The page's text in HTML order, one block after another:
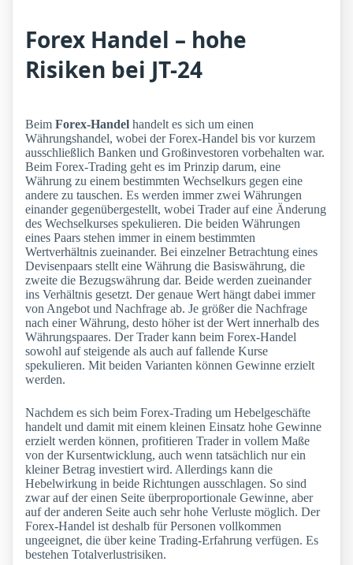
Forex Handel – hohe
Risiken bei JT-24
Beim Forex-Handel handelt es sich um einen
Währungshandel, wobei der Forex-Handel bis vor kurzem
ausschließlich Banken und Großinvestoren vorbehalten war.
Beim Forex-Trading geht es im Prinzip darum, eine
Währung zu einem bestimmten Wechselkurs gegen eine
andere zu tauschen. Es werden immer zwei Währungen
einander gegenübergestellt, wobei Trader auf eine Änderung
des Wechselkurses spekulieren. Die beiden Währungen
eines Paars stehen immer in einem bestimmten
Wertverhältnis zueinander. Bei einzelner Betrachtung eines
Devisenpaars stellt eine Währung die Basiswährung, die
zweite die Bezugswährung dar. Beide werden zueinander
ins Verhältnis gesetzt. Der genaue Wert hängt dabei immer
von Angebot und Nachfrage ab. Je größer die Nachfrage
nach einer Währung, desto höher ist der Wert innerhalb des
Währungspaares. Der Trader kann beim Forex-Handel
sowohl auf steigende als auch auf fallende Kurse
spekulieren. Mit beiden Varianten können Gewinne erzielt
werden.
Nachdem es sich beim Forex-Trading um Hebelgeschäfte
handelt und damit mit einem kleinen Einsatz hohe Gewinne
erzielt werden können, profitieren Trader in vollem Maße
von der Kursentwicklung, auch wenn tatsächlich nur ein
kleiner Betrag investiert wird. Allerdings kann die
Hebelwirkung in beide Richtungen ausschlagen. So sind
zwar auf der einen Seite überproportionale Gewinne, aber
auf der anderen Seite auch sehr hohe Verluste möglich. Der
Forex-Handel ist deshalb für Personen vollkommen
ungeeignet, die über keine Trading-Erfahrung verfügen. Es
bestehen Totalverlustrisiken.